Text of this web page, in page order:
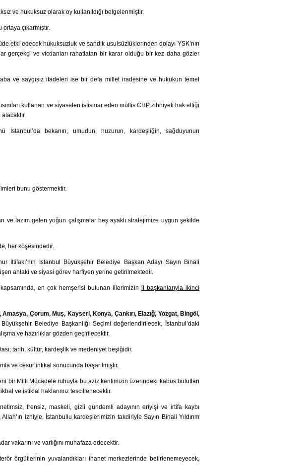
ve hukuksuz olarak oy kullanıldığı belgelenmiştir.
çıkarmıştır.
etki edecek hukuksuzluk ve sandık usulsüzlüklerinden dolayı YSK’nın
gerçekçi ve vicdanları rahatlatan bir karar olduğu bir kez daha gözler
ve saygısız ifadeleri ise bir defa millet iradesine ve hukukun temel
kullanan ve siyaseten istismar eden müflis CHP zihniyeti hak ettiği
İstanbul’da bekanın, umudun, huzurun, kardeşliğin, sağduyunun
bunu göstermektir.
ve lazım gelen yoğun çalışmalar beş ayaklı stratejimize uygun şekilde
her köşesindedir.
İttifakı’nın İstanbul Büyükşehir Belediye Başkan Adayı Sayın Binali
ahlaki ve siyasi görev harfiyen yerine getirilmektedir.
kapsamında, en çok hemşerisi bulunan illerimizin il başkanlarıyla ikinci
Çorum, Muş, Kayseri, Konya, Çankırı, Elazığ, Yozgat, Bingöl,
Belediye Başkanlığı Seçimi değerlendirilecek, İstanbul’daki
ve hazırlıklar gözden geçirilecektir.
tarih, kültür, kardeşlik ve medeniyet beşiğidir.
ve cesur intikal sonucunda başarılmıştır.
bir Milli Mücadele ruhuyla bu aziz kentimizin üzerindeki kabus bulutları
ve istiklal haklarımız tescillenecektir.
frensiz, maskeli, gizli gündemli adayının eriyişi ve irtifa kaybı
izniyle, İstanbullu kardeşlerimizin takdiriyle Sayın Binali Yıldırım
vakarını ve varlığını muhafaza edecektir.
örgütlerinin yuvalandıkları ihanet merkezlerinde belirlenemeyecek,